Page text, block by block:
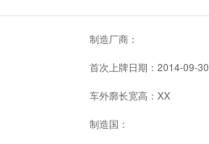
制造厂商：
首次上牌日期：2014-09-30
车外廓长宽高：XX
制造国：